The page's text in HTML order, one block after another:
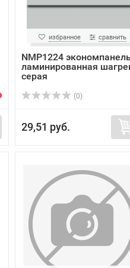
избранное сравнить
NMP1224
ламинированная
серая
(0)
29,51 руб.